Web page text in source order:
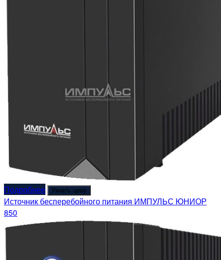
Подробнее Узнать цену
Источник бесперебойного питания ИМПУЛЬС ЮНИОР
850